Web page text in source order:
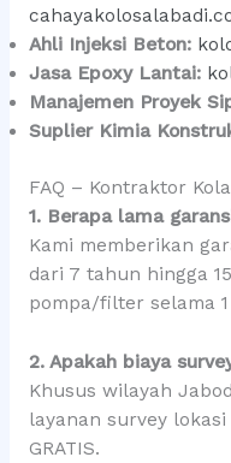
Ahli Injeksi Beton:
Jasa Epoxy Lantai:
Manajemen Proyek
Suplier Kimia
FAQ – Kontraktor
1. Berapa lama
Kami memberikan
dari 7 tahun hingga
pompa/filter selama
2. Apakah biaya
Khusus wilayah
layanan survey
GRATIS.